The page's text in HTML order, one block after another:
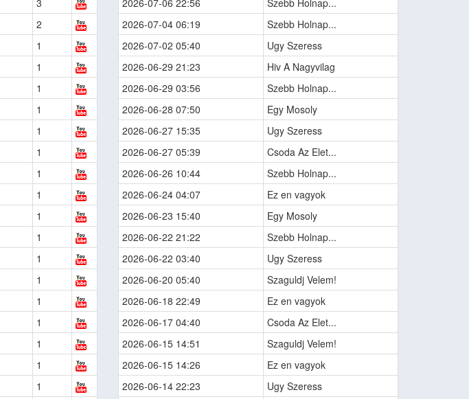
2
1
1
1
1
1
1
1
1
1
1
1
1
1
1
1
1
1
2026-07-04 06:19
Szebb Holnap...
2026-07-02 05:40
Ugy Szeress
2026-06-29 21:23
Hiv A Nagyvilag
2026-06-29 03:56
Szebb Holnap...
2026-06-28 07:50
Egy Mosoly
2026-06-27 15:35
Ugy Szeress
2026-06-27 05:39
Csoda Az Elet...
2026-06-26 10:44
Szebb Holnap...
2026-06-24 04:07
Ez en vagyok
2026-06-23 15:40
Egy Mosoly
2026-06-22 21:22
Szebb Holnap...
2026-06-22 03:40
Ugy Szeress
2026-06-20 05:40
Szaguldj Velem!
2026-06-18 22:49
Ez en vagyok
2026-06-17 04:40
Csoda Az Elet...
2026-06-15 14:51
Szaguldj Velem!
2026-06-15 14:26
Ez en vagyok
2026-06-14 22:23
Ugy Szeress